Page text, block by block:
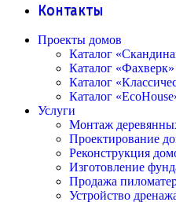
Контакты
Проекты домов
Каталог
Каталог «Фахверк»
Каталог
Каталог
Услуги
Монтаж
Проектирование
Реконструкция
Изготовление
Продажа
Устройство